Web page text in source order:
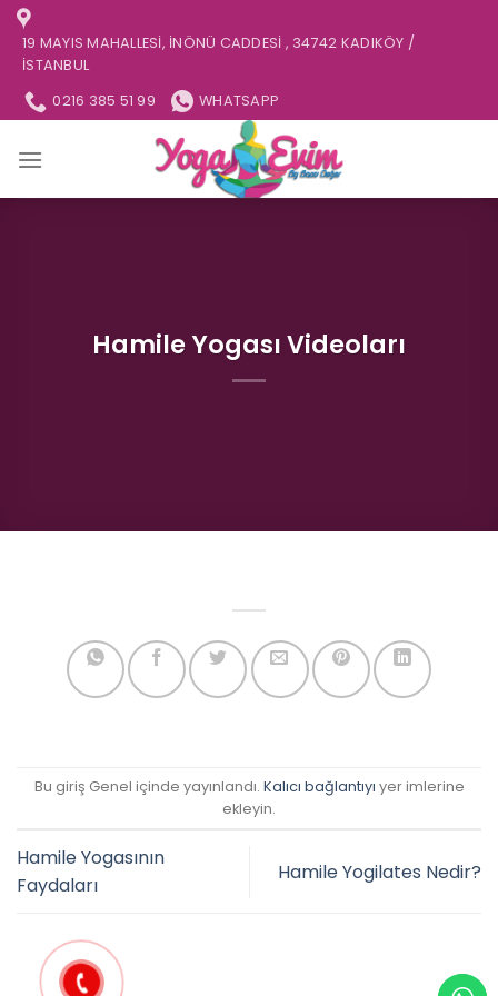
İçeriğe
atla19 MAYIS MAHALLESI, İNÖNÜ CADDESI , 34742 KADIKÖY /
İSTANBUL
0216 385 51 99
WHATSAPP
Hamile Yogası Videoları
Bu giriş Genel içinde yayınlandı. Kalıcı bağlantıyı yer imlerine
ekleyin.
Hamile Yogasının
Faydaları
Hamile Yogilates Nedir?